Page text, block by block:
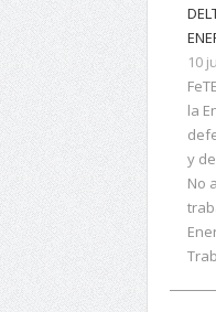
10
la
y
No